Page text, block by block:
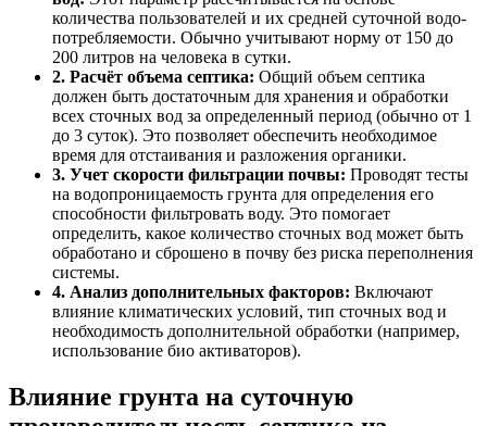
количества пользователей и их средней суточной водо-
потребляемости. Обычно учитывают норму от 150 до
200 литров на человека в сутки.
2. Расчёт объема септика: Общий объем септика
должен быть достаточным для хранения и обработки
всех сточных вод за определенный период (обычно от 1
до 3 суток). Это позволяет обеспечить необходимое
время для отстаивания и разложения органики.
3. Учет скорости фильтрации почвы: Проводят тесты
на водопроницаемость грунта для определения его
способности фильтровать воду. Это помогает
определить, какое количество сточных вод может быть
обработано и сброшено в почву без риска переполнения
системы.
4. Анализ дополнительных факторов: Включают
влияние климатических условий, тип сточных вод и
необходимость дополнительной обработки (например,
использование био активаторов).
Влияние грунта на суточную